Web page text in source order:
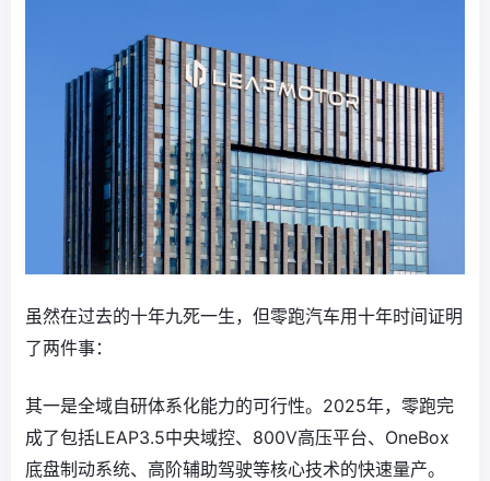
虽然在过去的十年九死一生，但零跑汽车用十年时间证明
了两件事：
其一是全域自研体系化能力的可行性。2025年，零跑完
成了包括LEAP3.5中央域控、800V高压平台、OneBox
底盘制动系统、高阶辅助驾驶等核心技术的快速量产。